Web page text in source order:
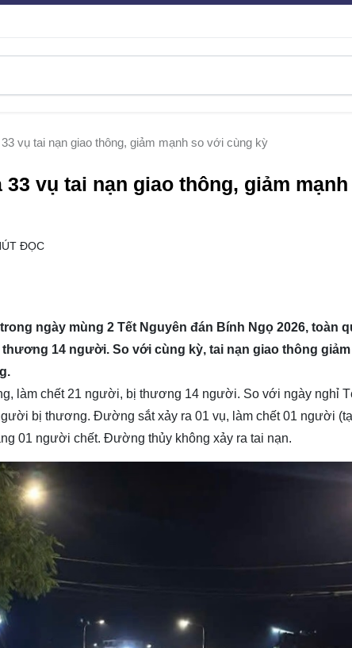
vụ tai nạn giao thông, giảm mạnh so với cùng kỳ
33 vụ tai nạn giao thông, giảm
ĐỌC
ngày mùng 2 Tết Nguyên đán Bính Ngọ 2026, toàn
14 người. So với cùng kỳ, tai nạn giao thông
làm chết 21 người, bị thương 14 người. So với ngày nghỉ
bị thương. Đường sắt xảy ra 01 vụ, làm chết 01 người
01 người chết. Đường thủy không xảy ra tai nạn.